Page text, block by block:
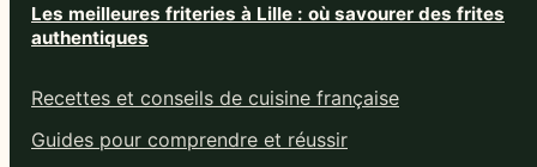
Les meilleures friteries à Lille : où savourer des frites
authentiques
Recettes et conseils de cuisine française
Guides pour comprendre et réussir